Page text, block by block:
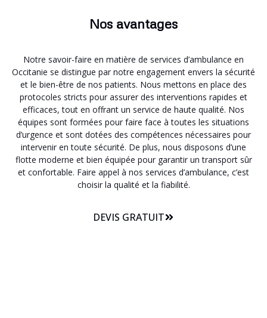
Nos avantages
Notre savoir-faire en matière de services d’ambulance en
Occitanie se distingue par notre engagement envers la sécurité
et le bien-être de nos patients. Nous mettons en place des
protocoles stricts pour assurer des interventions rapides et
efficaces, tout en offrant un service de haute qualité. Nos
équipes sont formées pour faire face à toutes les situations
d’urgence et sont dotées des compétences nécessaires pour
intervenir en toute sécurité. De plus, nous disposons d’une
flotte moderne et bien équipée pour garantir un transport sûr
et confortable. Faire appel à nos services d’ambulance, c’est
choisir la qualité et la fiabilité.
DEVIS GRATUIT